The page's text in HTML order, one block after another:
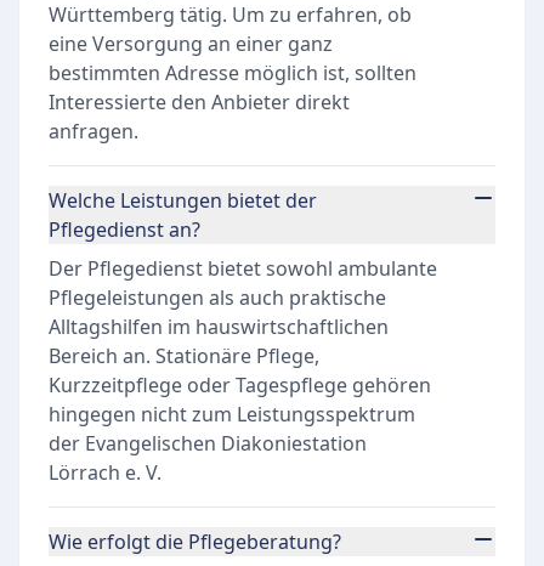
Württemberg tätig. Um zu erfahren, ob
eine Versorgung an einer ganz
bestimmten Adresse möglich ist, sollten
Interessierte den Anbieter direkt
anfragen.
Welche Leistungen bietet der
Pflegedienst an?
Der Pflegedienst bietet sowohl ambulante
Pflegeleistungen als auch praktische
Alltagshilfen im hauswirtschaftlichen
Bereich an. Stationäre Pflege,
Kurzzeitpflege oder Tagespflege gehören
hingegen nicht zum Leistungsspektrum
der Evangelischen Diakoniestation
Lörrach e. V.
Wie erfolgt die Pflegeberatung?